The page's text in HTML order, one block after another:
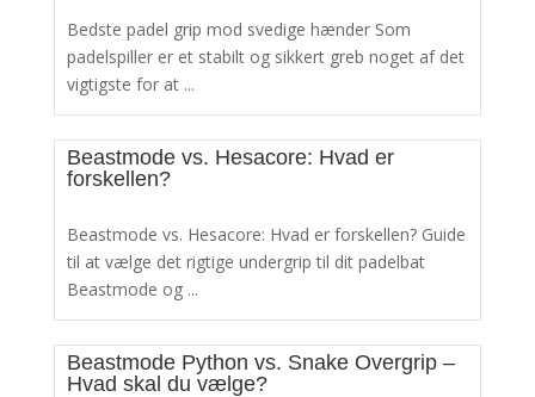
Bedste padel grip mod svedige hænder Som
padelspiller er et stabilt og sikkert greb noget af det
vigtigste for at ...
Beastmode vs. Hesacore: Hvad er
forskellen?
Beastmode vs. Hesacore: Hvad er forskellen? Guide
til at vælge det rigtige undergrip til dit padelbat
Beastmode og ...
Beastmode Python vs. Snake Overgrip –
Hvad skal du vælge?